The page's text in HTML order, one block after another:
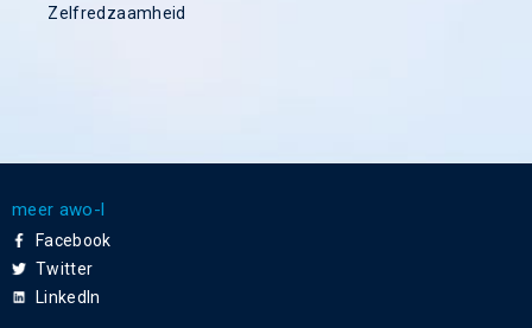
Zelfredzaamheid
meer awo-l
Facebook
Twitter
LinkedIn